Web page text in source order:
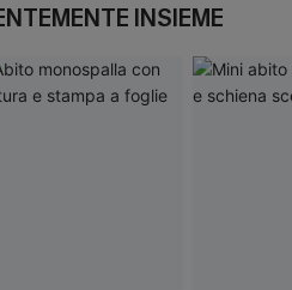
INSIEME